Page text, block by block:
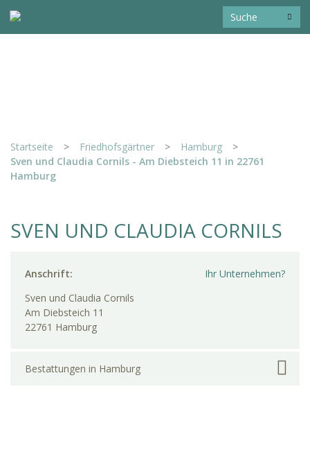
Startseite > Friedhofsgärtner > Hamburg
>
Sven und Claudia Cornils - Am Diebsteich 11 in 22761
Hamburg
SVEN UND CLAUDIA CORNILS
Ihr Unternehmen?
Anschrift:
Sven und Claudia Cornils
Am Diebsteich 11
22761 Hamburg
Bestattungen in Hamburg